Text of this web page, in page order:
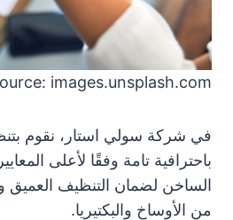
images.unsplash.com
في شركة سولي استار، نقوم
باحترافية تامة وفقًا لأعلى
الساخن لضمان التنظيف العميق
من الأوساخ والبكتيريا.